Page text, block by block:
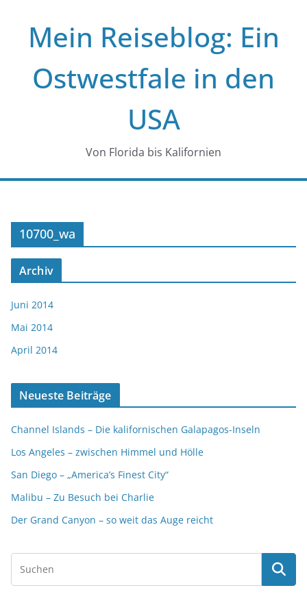
springenMein Reiseblog: Ein
Ostwestfale in den
USA
Von Florida bis Kalifornien
10700_wa
Archiv
Juni 2014
Mai 2014
April 2014
Neueste Beiträge
Channel Islands – Die kalifornischen Galapagos-Inseln
Los Angeles – zwischen Himmel und Hölle
San Diego – „America’s Finest City“
Malibu – Zu Besuch bei Charlie
Der Grand Canyon – so weit das Auge reicht